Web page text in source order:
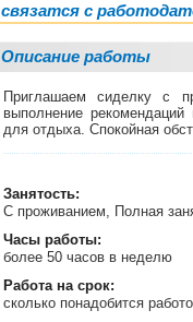
связатся с
Описание работы
Приглашаем сиделку с
выполнение
для отдыха. Спокойная
Занятость:
С проживанием, Полная
Часы работы:
более 50 часов в неделю
Работа на срок:
сколько понадобится